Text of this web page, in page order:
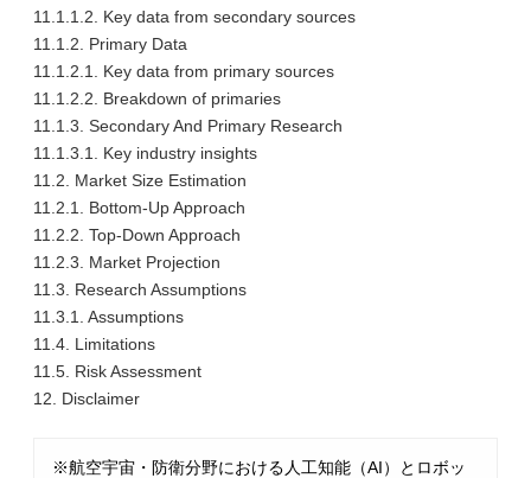
11.1.1.2. Key data from secondary sources
11.1.2. Primary Data
11.1.2.1. Key data from primary sources
11.1.2.2. Breakdown of primaries
11.1.3. Secondary And Primary Research
11.1.3.1. Key industry insights
11.2. Market Size Estimation
11.2.1. Bottom-Up Approach
11.2.2. Top-Down Approach
11.2.3. Market Projection
11.3. Research Assumptions
11.3.1. Assumptions
11.4. Limitations
11.5. Risk Assessment
12. Disclaimer
※航空宇宙・防衛分野における人工知能（AI）とロボッ